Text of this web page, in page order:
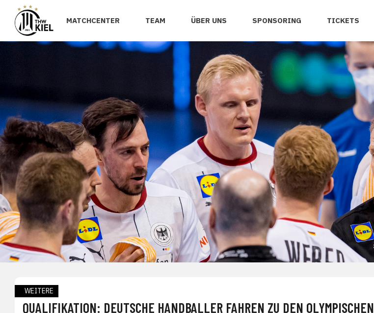
MATCHCENTER TEAM ÜBER UNS SPONSORING TICKETS
WEITERE
QUALIFIKATION: DEUTSCHE HANDBALLER FAHREN ZU DEN OLYMPISCHEN